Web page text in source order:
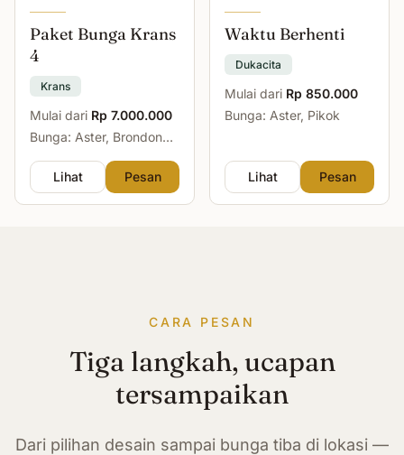
Paket Bunga Krans
4
Krans
Mulai dari Rp 7.000.000
Bunga: Aster, Brondong,
Lihat
Pesan
Waktu Berhenti
Dukacita
Mulai dari Rp 850.000
Bunga: Aster, Pikok
Lihat Pesan
CARA PESAN
Tiga langkah, ucapan
tersampaikan
Dari pilihan desain sampai bunga tiba di lokasi —